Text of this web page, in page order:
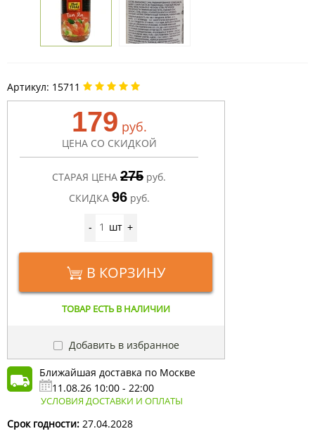
Артикул: 15711
179 руб.
ЦЕНА СО СКИДКОЙ
СТАРАЯ ЦЕНА 275 руб.
СКИДКА 96 руб.
- шт +
В КОРЗИНУ
ТОВАР ЕСТЬ В НАЛИЧИИ
Добавить в избранное
Ближайшая доставка по Москве
11.08.26 10:00 - 22:00
УСЛОВИЯ ДОСТАВКИ И ОПЛАТЫ
Срок годности: 27.04.2028